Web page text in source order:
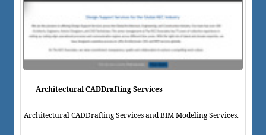
Architectural CADDrafting Services
Architectural CADDrafting Services and BIM Modeling Services.